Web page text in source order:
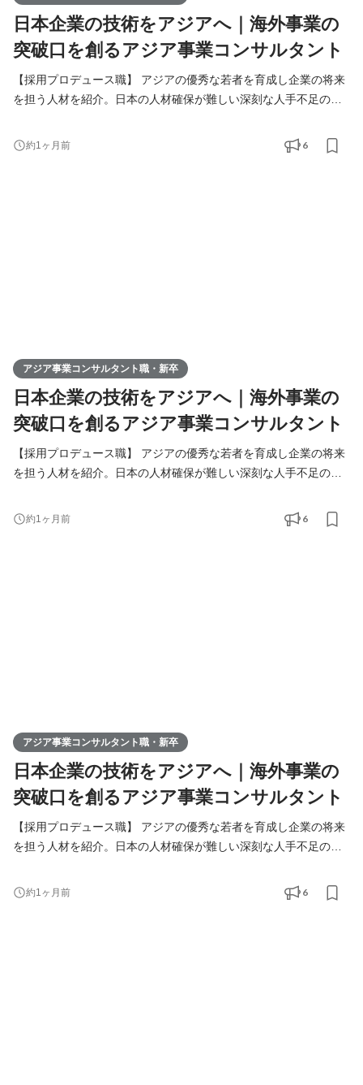
日本企業の技術をアジアへ｜海外事業の
突破口を創るアジア事業コンサルタント
【採用プロデュース職】 アジアの優秀な若者を育成し企業の将来
を担う人材を紹介。日本の人材確保が難しい深刻な人手不足の課
りを核に、日本企業の中国アジアビジネスを支援。当社が手掛け
る様々なアジア事業の課題解決（進出、販路拡大、経営請負、事
約1ヶ月前 6
アジア事業コンサルタント職・新卒
日本企業の技術をアジアへ｜海外事業の
突破口を創るアジア事業コンサルタント
【採用プロデュース職】 アジアの優秀な若者を育成し企業の将来
を担う人材を紹介。日本の人材確保が難しい深刻な人手不足の課
りを核に、日本企業の中国アジアビジネスを支援。当社が手掛け
る様々なアジア事業の課題解決（進出、販路拡大、経営請負、事
約1ヶ月前 6
アジア事業コンサルタント職・新卒
日本企業の技術をアジアへ｜海外事業の
突破口を創るアジア事業コンサルタント
【採用プロデュース職】 アジアの優秀な若者を育成し企業の将来
を担う人材を紹介。日本の人材確保が難しい深刻な人手不足の課
りを核に、日本企業の中国アジアビジネスを支援。当社が手掛け
る様々なアジア事業の課題解決（進出、販路拡大、経営請負、事
約1ヶ月前 6